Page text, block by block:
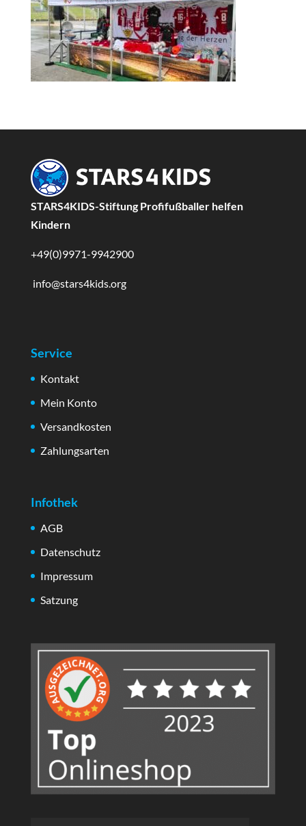
STARS4KIDS-Stiftung Profifußballer helfen
Kindern
+49(0)9971-9942900
info@stars4kids.org
Service
Kontakt
Mein Konto
Versandkosten
Zahlungsarten
Infothek
AGB
Datenschutz
Impressum
Satzung